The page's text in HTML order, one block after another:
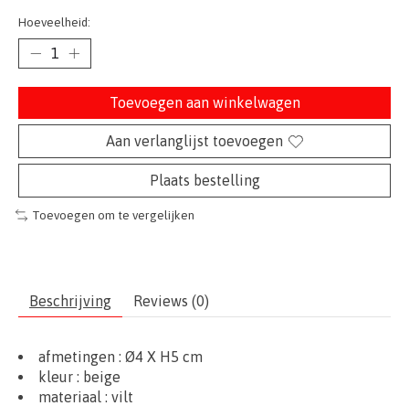
Hoeveelheid:
Toevoegen aan winkelwagen
Aan verlanglijst toevoegen
Plaats bestelling
Toevoegen om te vergelijken
Beschrijving Reviews (0)
afmetingen : Ø4 X H5 cm
kleur : beige
materiaal : vilt